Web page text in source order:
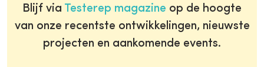
Blijf via Testerep magazine op de hoogte
van onze recentste ontwikkelingen, nieuwste
projecten en aankomende events.